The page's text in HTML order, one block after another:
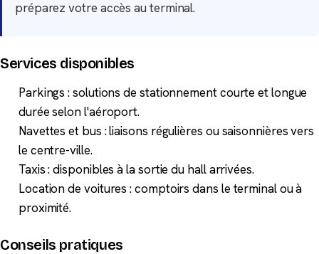
préparez votre accès au terminal.
Services disponibles
Parkings : solutions de stationnement courte et longue
durée selon l'aéroport.
Navettes et bus : liaisons régulières ou saisonnières vers
le centre-ville.
Taxis : disponibles à la sortie du hall arrivées.
Location de voitures : comptoirs dans le terminal ou à
proximité.
Conseils pratiques